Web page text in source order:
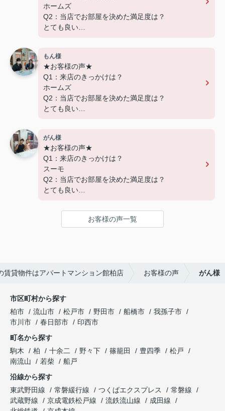
ホームズ
Q2：当店でお部屋を決めた満足度は？
とても良い
---------------------------
この度は弊社でのご契約ありがとうございまし
た！
アパートマンション館では、お部屋のご紹介だけ
でなく、入居後のアフターフォローもさせて頂いて
引越し業者のご紹介やインターネット回線のご相
談、その他入居中のお困りごとなどございました
ら、どうぞお気軽にご相談ください。
アパートマンション館は365日毎日キャンペーン
開催中！ お問い合わせは 04(7167)1222までどう
ぞ♪
もん様
★お客様の声★
Q1：来店のきっかけは？
ホームズ
Q2：当店でお部屋を決めた満足度は？
とても良い
---------------------------
この度は弊社でのご契約ありがとうございまし
た！
アパートマンション館では、お部屋のご紹介だけ
でなく、入居後のアフターフォローもさせて頂いて
引越し業者のご紹介やインターネット回線のご相
談、その他入居中のお困りごとなどございました
がん様
★お客様の声★
Q1：来店のきっかけは？
スーモ
Q2：当店でお部屋を決めた満足度は？
とても良い
環境 広さ 設備
アパートマンション館では、お部屋のご紹介だけ
でなく、入居後のアフターフォローもさせて頂いて
引越し業者のご紹介やインターネット回線のご相
ら、どうぞお気軽にご相談ください。
アパートマンション館は365日毎日キャンペーン
開催中！ お問い合わせは 04(7167)1222までどう
ぞ♪
お客様の声一覧
賃貸物件はアパートマンション館柏店 お客様の声 がん様
市区町村から探す
柏市
流山市 松戸市 野田市 船橋市
我孫子市
市川市
春日部市
印西市
町名から探す
駒木
柏 十余二 野々下 篠籠田 豊四季
松戸
南流山
若柴
船戸
沿線から探す
東武野田線
常磐緩行線 つくばエクスプレス
常磐線
武蔵野線
京成電鉄松戸線 流鉄流山線
成田線